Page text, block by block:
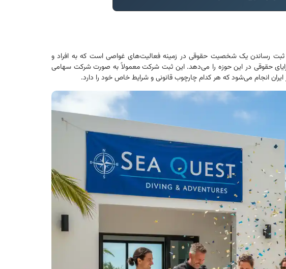
رساندن یک شخصیت حقوقی در زمینه فعالیت‌های غواصی است که به افراد و
حقوقی در این حوزه را می‌دهد. این ثبت شرکت معمولاً به صورت شرکت سهامی
انجام می‌شود که هر کدام چارچوب قانونی و شرایط خاص خود را دارد.